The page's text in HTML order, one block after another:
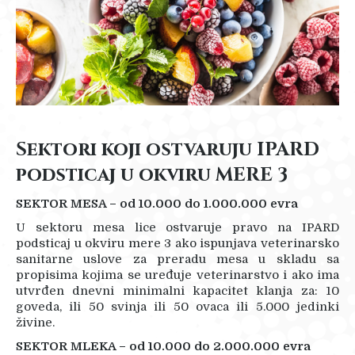
Sektori koji ostvaruju IPARD
podsticaj u okviru MERE 3
SEKTOR MESA – od 10.000 do 1.000.000 evra
U sektoru mesa lice ostvaruje pravo na IPARD
podsticaj u okviru mere 3 ako ispunjava veterinarsko
sanitarne uslove za preradu mesa u skladu sa
propisima kojima se uređuje veterinarstvo i ako ima
utvrđen dnevni minimalni kapacitet klanja za: 10
goveda, ili 50 svinja ili 50 ovaca ili 5.000 jedinki
živine.
SEKTOR MLEKA – od 10.000 do 2.000.000 evra